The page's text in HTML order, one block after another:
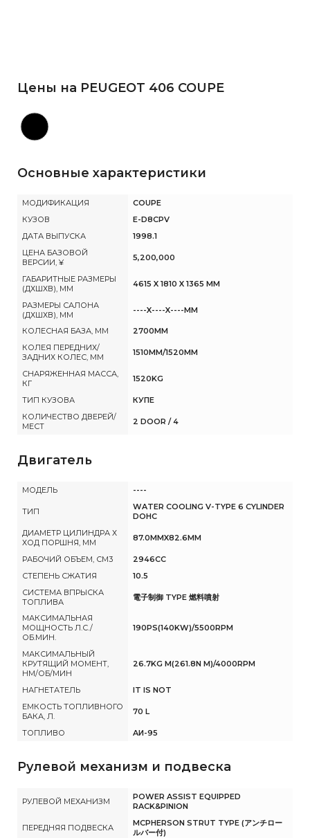
Цены на PEUGEOT 406 COUPE
Основные характеристики
МОДИФИКАЦИЯ
COUPE
КУЗОВ
E-D8CPV
ДАТА ВЫПУСКА
1998.1
ЦЕНА БАЗОВОЙ
ВЕРСИИ, ¥
5,200,000
ГАБАРИТНЫЕ РАЗМЕРЫ
(ДХШХВ), ММ
4615 X 1810 X 1365 MM
РАЗМЕРЫ САЛОНА
(ДХШХВ), ММ
----X----X----MM
КОЛЕСНАЯ БАЗА, ММ
2700MM
КОЛЕЯ ПЕРЕДНИХ/
ЗАДНИХ КОЛЕС, ММ
1510MM/1520MM
СНАРЯЖЕННАЯ МАССА,
КГ
1520KG
ТИП КУЗОВА
КУПЕ
КОЛИЧЕСТВО ДВЕРЕЙ/
МЕСТ
2 DOOR / 4
Двигатель
МОДЕЛЬ ----
ТИП
WATER COOLING V-TYPE 6 CYLINDER
DOHC
ДИАМЕТР ЦИЛИНДРА Х
ХОД ПОРШНЯ, ММ
87.0MMX82.6MM
РАБОЧИЙ ОБЪЕМ, СМ3
2946CC
СТЕПЕНЬ СЖАТИЯ
10.5
СИСТЕМА ВПРЫСКА
ТОПЛИВА
電子制御 TYPE 燃料噴射
МАКСИМАЛЬНАЯ
МОЩНОСТЬ Л.С./
ОБ.МИН.
190PS(140KW)/5500RPM
МАКСИМАЛЬНЫЙ
КРУТЯЩИЙ МОМЕНТ,
НМ/ОБ/МИН
26.7KG M(261.8N M)/4000RPM
НАГНЕТАТЕЛЬ
IT IS NOT
ЕМКОСТЬ ТОПЛИВНОГО
БАКА, Л.
70 L
ТОПЛИВО AИ-95
Рулевой механизм и подвеска
РУЛЕВОЙ МЕХАНИЗМ
POWER ASSIST EQUIPPED
RACK&PINION
ПЕРЕДНЯЯ ПОДВЕСКА
MCPHERSON STRUT TYPE (アンチロー
ルバー付)